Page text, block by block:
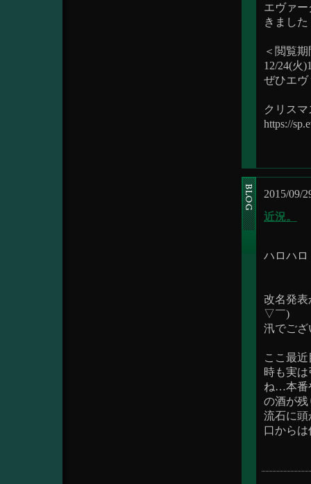
エヴァ
きました
＜閲覧
12/24(火
ぜひエヴ
クリス
https://
2015/09/
近況。
ハロハロ
改名発表
▽￣)
汛でござ
ここ最
時も実
ね…本番
の酒が残
流石に頭
口から